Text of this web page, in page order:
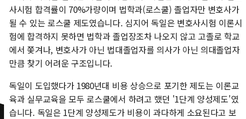
사시험 합격률이 70%가량이며 법학과(로스쿨) 졸업자만 변호사가
될 수 있는 로스쿨 제도였습니다. 심지어 독일은 변호사시험 이론시
험에 합격하지 못하면 법학과 졸업장조차 나오지 않고 고졸로 학교
에서 쫓겨나, 변호사가 아닌 법대졸업자를 의사가 아닌 의대졸업자
만큼 찾기 어려운 구조입니다.
독일이 도입했다가 1980년대 비용 상승으로 포기한 제도는 이론교
육과 실무교육을 모두 로스쿨에서 하려고 했던 '1단계 양성제도'였
습니다. 독일은 1단계 양성제도가 비용이 과다하게 소요된다고 보